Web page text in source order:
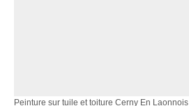
Peinture sur tuile et toiture Cerny En Laonnois